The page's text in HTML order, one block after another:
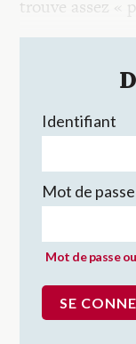
trouve assez «
Identifiant
Mot de passe
Mot de passe